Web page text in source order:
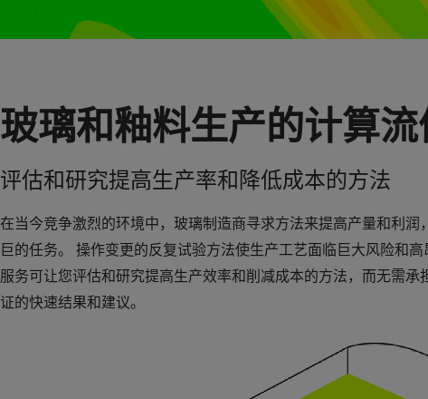
玻璃和釉料生产的计算
评估和研究提高生产率和降低成本的方法
在当今竞争激烈的环境中，玻璃制造商寻求方法来提高产量和利
巨的任务。 操作变更的反复试验方法使生产工艺面临巨大风险和
服务可让您评估和研究提高生产效率和削减成本的方法，而无需
证的快速结果和建议。